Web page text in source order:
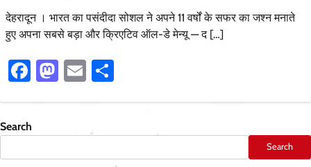
देहरादून । भारत का पसंदीदा सोशल ने अपने 11 वर्षों के सफर का जश्न मनाते
हुए अपना सबसे बड़ा और क्रिएटिव ऑल-डे मेन्यू — द […]
Facebook
Mastodon
Email
Search
Search